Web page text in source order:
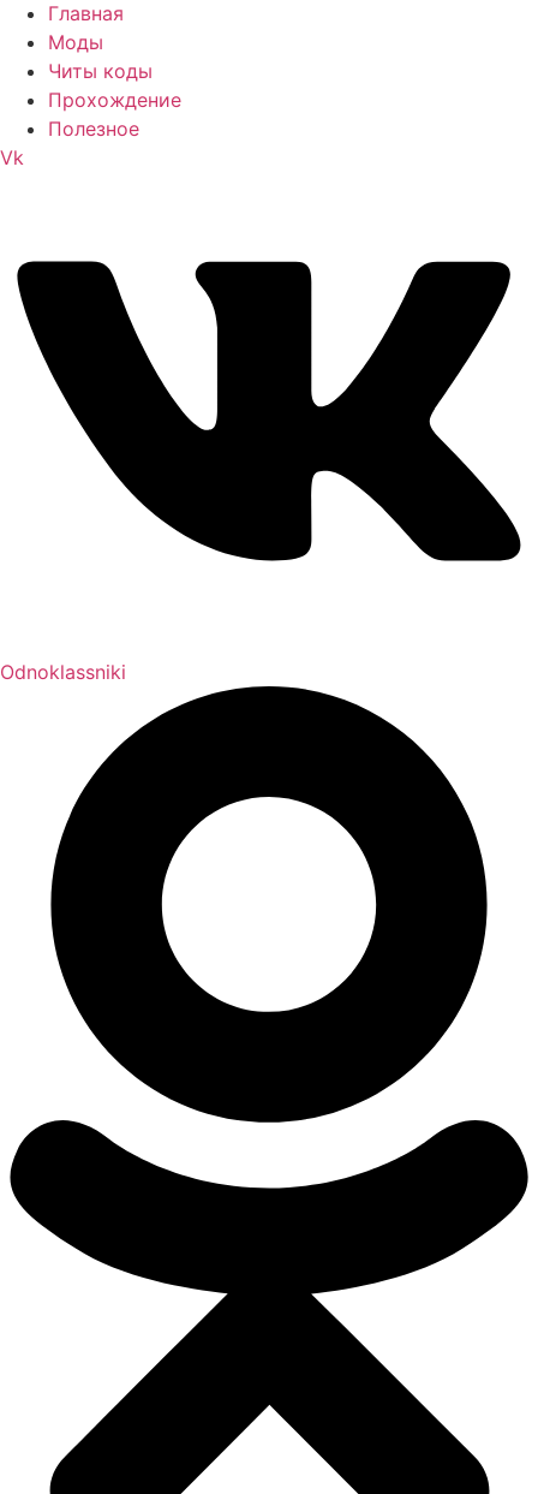
Главная
Моды
Читы коды
Прохождение
Полезное
Vk
Odnoklassniki